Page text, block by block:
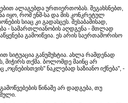
ალაგებდა ურთიერთობას. შეგახსნებთ,
იყო, რომ ენმ-სა და მის კონკრეტულ
სიაც კი გადასცეს. შესაბამისად,
- სამართლიანობის აღდგენა - მთლად
გამოიწვია. ეს არის საერთაშორისო
სიტუაცია განუმუხტია. ახლა რამდენად
მიჭირს თქმა. ბოლომდე მაინც არ
ნაკლებად საზიანო იქნება", -
წინაშე არ დადგება, თუ